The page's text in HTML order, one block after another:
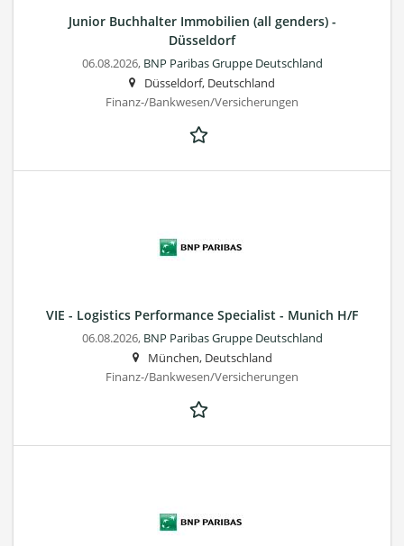
Junior Buchhalter Immobilien (all genders) -
Düsseldorf
06.08.2026, BNP Paribas Gruppe Deutschland
Düsseldorf, Deutschland
Finanz-/Bankwesen/Versicherungen
VIE - Logistics Performance Specialist - Munich H/F
06.08.2026, BNP Paribas Gruppe Deutschland
München, Deutschland
Finanz-/Bankwesen/Versicherungen